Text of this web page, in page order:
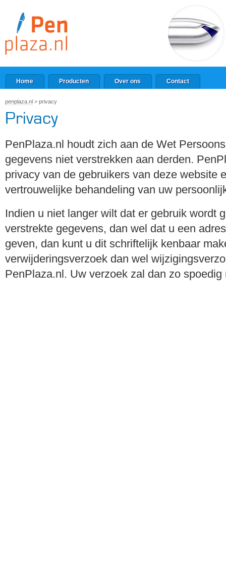
Home Producten Over ons Contact
penplaza.nl > privacy
Privacy
PenPlaza.nl houdt zich aan de Wet
gegevens niet verstrekken aan derden.
privacy van de gebruikers van deze website
vertrouwelijke behandeling van uw
Indien u niet langer wilt dat er gebruik wordt
verstrekte gegevens, dan wel dat u een
geven, dan kunt u dit schriftelijk kenbaar
verwijderingsverzoek dan wel
PenPlaza.nl. Uw verzoek zal dan zo